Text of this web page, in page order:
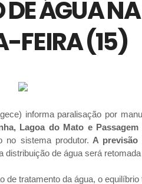
ÁGUA NA
FEIRA (15)
informa paralisação por
Lagoa do Mato e Passagem
no sistema produtor. A
distribuição de água será
tratamento da água, o